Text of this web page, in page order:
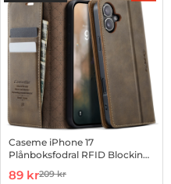
Caseme iPhone 17
Plånboksfodral RFID Blocking
Art. nr 1002991669
rea pris
89 krtidigare pris
209 kr